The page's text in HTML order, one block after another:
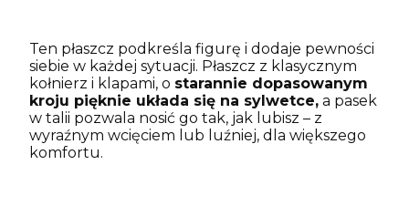
Ten płaszcz podkreśla figurę i dodaje pewności
siebie w każdej sytuacji. Płaszcz z klasycznym
kołnierz i klapami, o starannie dopasowanym
kroju pięknie układa się na sylwetce, a pasek
w talii pozwala nosić go tak, jak lubisz – z
wyraźnym wcięciem lub luźniej, dla większego
komfortu.